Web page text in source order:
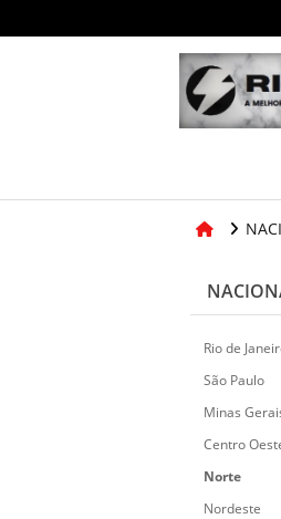
Rio de
São Paulo
Minas
Centro
Norte
Nordeste